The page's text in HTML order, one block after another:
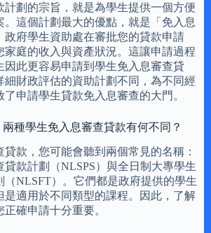
計劃的宗旨，就是為學生提供一個方便
。這個計劃最大的優點，就是「免入息
政府學生資助處在審批您的貸款申請
家庭的收入與資產狀況。這讓申請過程
因此更容易申請到學生免入息審查貸
細財政評估的資助計劃不同，為不同經
申請學生貸款免入息審查的大門。
兩種學生免入息審查貸款有何不同？
款，您可能會聽到兩個常見的名稱：
款計劃（NLSPS）與全日制大專學生
（NLSFT）。它們都是政府提供的學生
是適用於不同類型的課程。因此，了解
確申請十分重要。